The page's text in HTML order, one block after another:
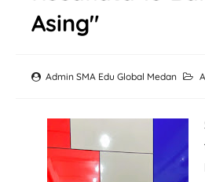
Asing"
Admin SMA Edu Global Medan